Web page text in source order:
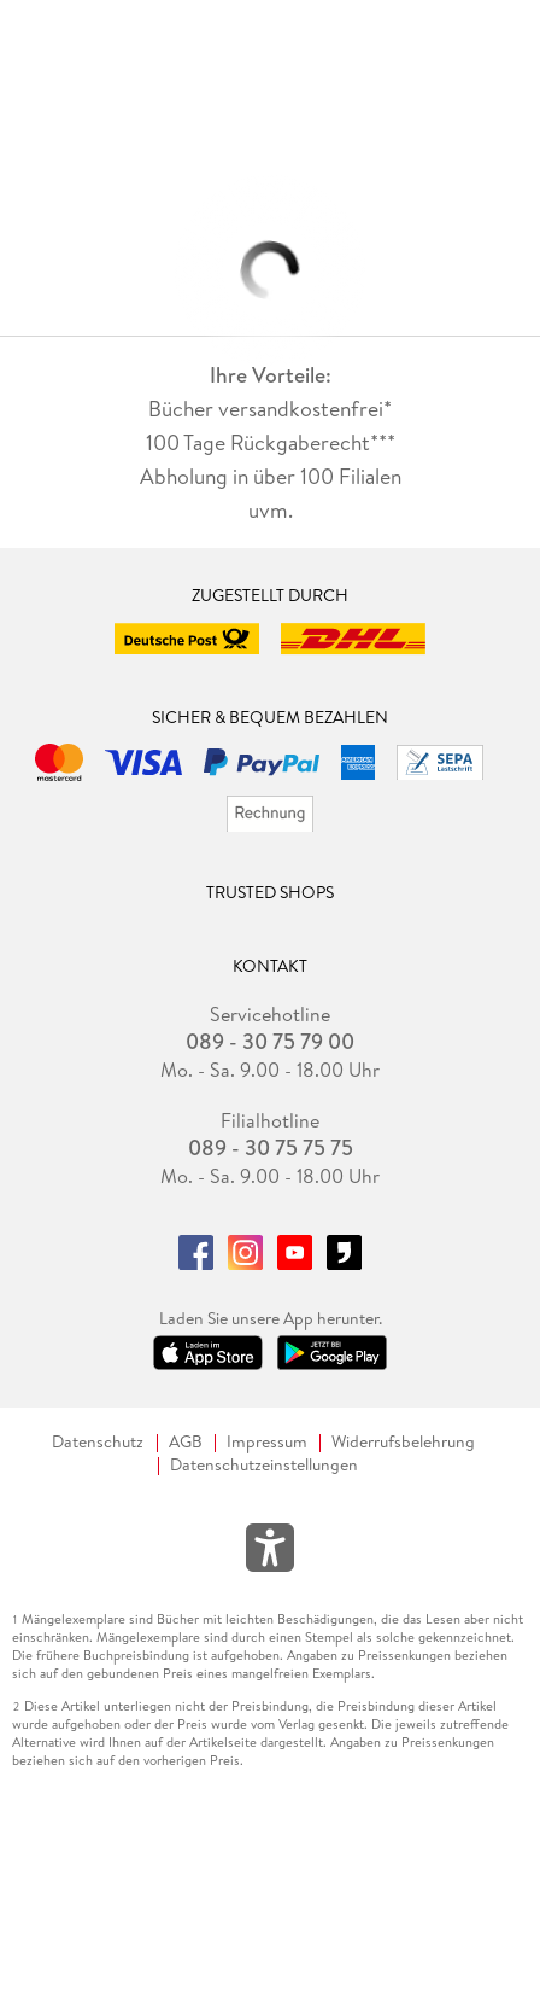
Ihre Vorteile:
Bücher versandkostenfrei*
100 Tage Rückgaberecht***
Abholung in über 100 Filialen
uvm.
ZUGESTELLT DURCH
SICHER & BEQUEM BEZAHLEN
TRUSTED SHOPS
KONTAKT
Servicehotline
089 - 30 75 79 00
Mo. - Sa. 9.00 - 18.00 Uhr
Filialhotline
089 - 30 75 75 75
Mo. - Sa. 9.00 - 18.00 Uhr
Laden Sie unsere App herunter.
Datenschutz AGB Impressum
Widerrufsbelehrung
Datenschutzeinstellungen
1 Mängelexemplare sind Bücher mit leichten Beschädigungen, die das Lesen aber nicht
einschränken. Mängelexemplare sind durch einen Stempel als solche gekennzeichnet.
Die frühere Buchpreisbindung ist aufgehoben. Angaben zu Preissenkungen beziehen
sich auf den gebundenen Preis eines mangelfreien Exemplars.
2 Diese Artikel unterliegen nicht der Preisbindung, die Preisbindung dieser Artikel
wurde aufgehoben oder der Preis wurde vom Verlag gesenkt. Die jeweils zutreffende
Alternative wird Ihnen auf der Artikelseite dargestellt. Angaben zu Preissenkungen
beziehen sich auf den vorherigen Preis.